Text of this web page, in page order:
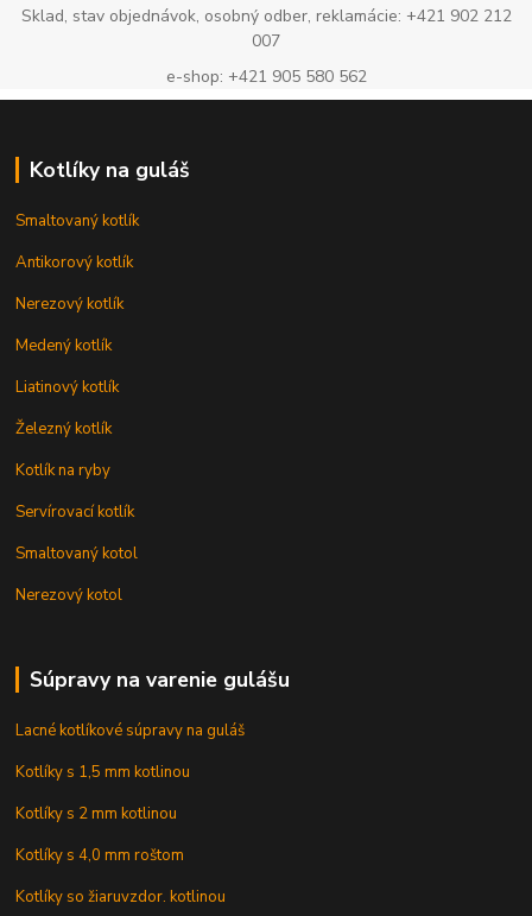
Sklad, stav objednávok, osobný odber, reklamácie: +421 902 212
007
e-shop: +421 905 580 562
Kotlíky na guláš
Smaltovaný kotlík
Antikorový kotlík
Nerezový kotlík
Medený kotlík
Liatinový kotlík
Železný kotlík
Kotlík na ryby
Servírovací kotlík
Smaltovaný kotol
Nerezový kotol
Súpravy na varenie gulášu
Lacné kotlíkové súpravy na guláš
Kotlíky s 1,5 mm kotlinou
Kotlíky s 2 mm kotlinou
Kotlíky s 4,0 mm roštom
Kotlíky so žiaruvzdor. kotlinou